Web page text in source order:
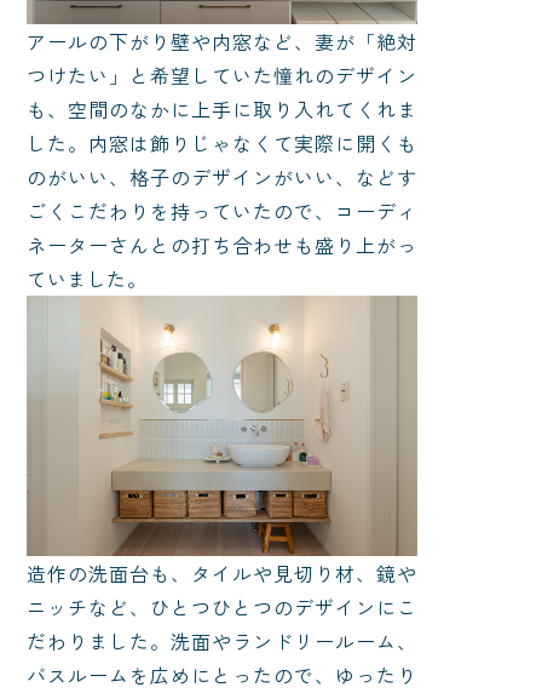
アールの下がり壁や内窓など、妻が「絶対
つけたい」と希望していた憧れのデザイン
も、空間のなかに上手に取り入れてくれま
した。内窓は飾りじゃなくて実際に開くも
のがいい、格子のデザインがいい、などす
ごくこだわりを持っていたので、コーディ
ネーターさんとの打ち合わせも盛り上がっ
ていました。
造作の洗面台も、タイルや見切り材、鏡や
ニッチなど、ひとつひとつのデザインにこ
だわりました。洗面やランドリールーム、
バスルームを広めにとったので、ゆったり